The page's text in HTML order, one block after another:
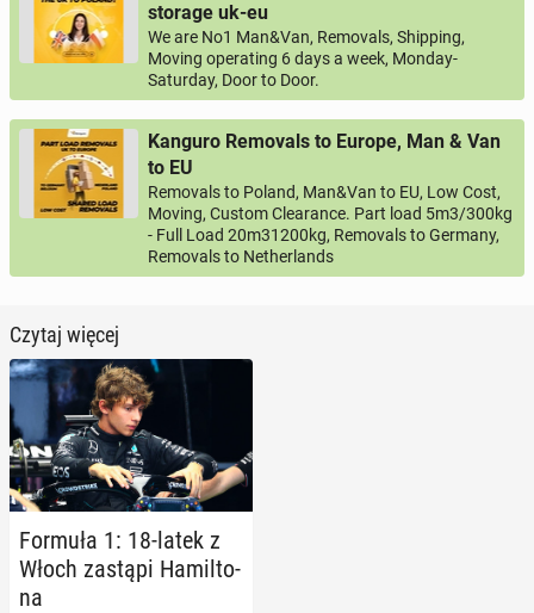
storage uk-eu
We are No1 Man&Van, Removals, Shipping,
Moving operating 6 days a week, Monday-
Saturday, Door to Door.
Kanguro Removals to Europe, Man & Van
to EU
Removals to Poland, Man&Van to EU, Low Cost,
Moving, Custom Clearance. Part load 5m3/300kg
- Full Load 20m31200kg, Removals to Germany,
Removals to Netherlands
Czytaj więcej
Formuła 1: 18-latek z
Włoch zastąpi Ha­mil­to­
na